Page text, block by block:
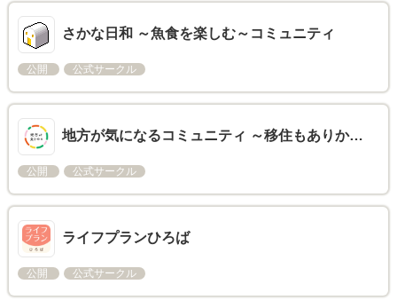
さかな日和 ～魚食を楽しむ～コミュニティ
公開 公式サークル
地方が気になるコミュニティ ～移住もありか…
公開 公式サークル
ライフプランひろば
公開 公式サークル